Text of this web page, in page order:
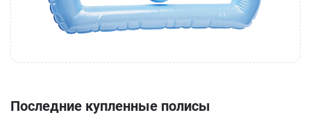
Последние купленные полисы